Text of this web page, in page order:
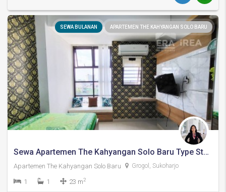
SEWA BULANAN APARTEMEN THE KAHYANGAN SOLO BARU
Sewa Apartemen The Kahyangan Solo Baru Type Studio Siap Huni
Apartemen The Kahyangan Solo Baru Grogol, Sukoharjo
1 1 23 m2